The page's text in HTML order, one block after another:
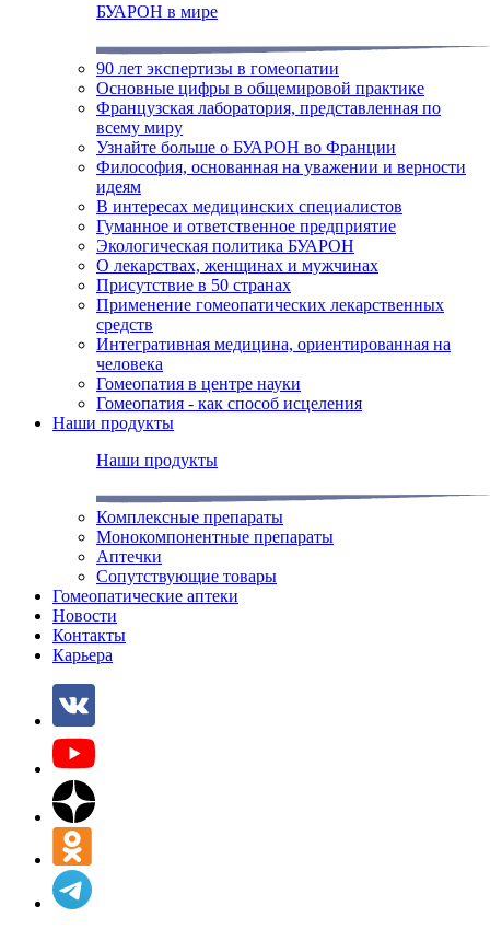
БУАРОН в мире
90 лет экспертизы в гомеопатии
Основные цифры в общемировой практике
Французская лаборатория, представленная по
всему миру
Узнайте больше о БУАРОН во Франции
Философия, основанная на уважении и верности
идеям
В интересах медицинских специалистов
Гуманное и ответственное предприятие
Экологическая политика БУАРОН
О лекарствах, женщинах и мужчинах
Присутствие в 50 странах
Применение гомеопатических лекарственных
средств
Интегративная медицина, ориентированная на
человека
Гомеопатия в центре науки
Гомеопатия - как способ исцеления
Наши продукты
Наши продукты
Комплексные препараты
Монокомпонентные препараты
Аптечки
Сопутствующие товары
Гомеопатические аптеки
Новости
Контакты
Карьера